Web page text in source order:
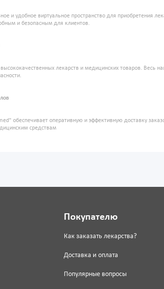
и удобное виртуальное пространство для приобретения
и безопасным для клиентов.
лекарств и медицинских товаров.
обеспечивает оперативную и эффективную доставку
средствам
Покупателю
Как заказать лекарства?
Доставка и оплата
Популярные вопросы